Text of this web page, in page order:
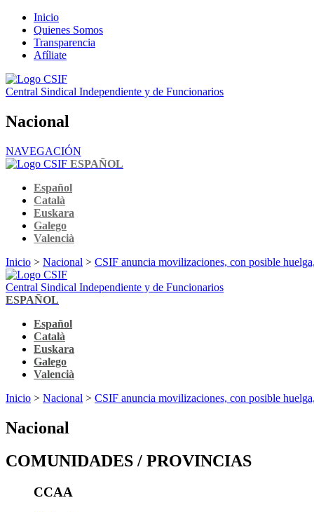
Inicio
Quienes Somos
Transparencia
Afíliate
Central Sindical Independiente y de Funcionarios
Nacional
NAVEGACIÓN
ESPAÑOL
Español
Català
Euskara
Galego
Valencià
Inicio > Nacional > CSIF anuncia movilizaciones, con posible
Central Sindical Independiente y de Funcionarios
ESPAÑOL
Español
Català
Euskara
Galego
Valencià
Inicio > Nacional > CSIF anuncia movilizaciones, con posible
Nacional
COMUNIDADES / PROVINCIAS
CCAA